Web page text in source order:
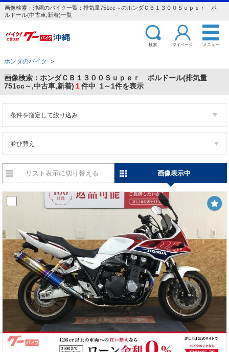
画像検索：沖縄のバイク一覧：排気量751cc～のホンダＣＢ１３００Ｓｕｐｅｒ ボ
ルドール(中古車,新着)一覧
検索 マイページ メニュー
ホンダのバイク ＞
画像検索：ホンダＣＢ１３００Ｓｕｐｅｒ ボルドール(排気量
751cc～,中古車,新着) 1件中 1～1件を表示
条件を指定して絞り込み
並び替え
リスト表示に切り替える 画像表示中